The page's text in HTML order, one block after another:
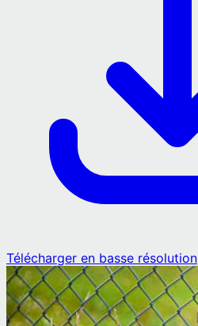
Télécharger en basse résolution